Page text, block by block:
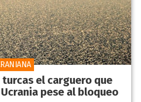
el carguero que
pese al bloqueo